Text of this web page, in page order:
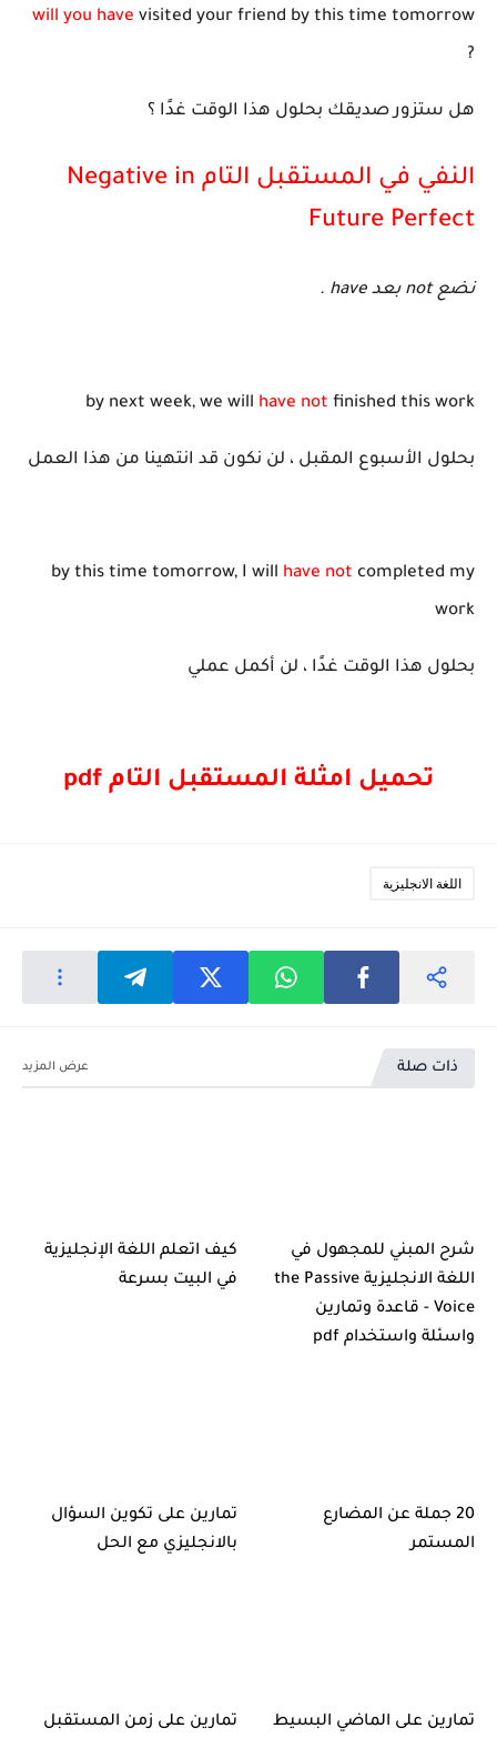
will you have visited your friend by this time tomorrow
?
هل ستزور صديقك بحلول هذا الوقت غدًا ؟
النفي في المستقبل التام Negative in
Future Perfect
نضع not بعد have .
by next week, we will have not finished this work
بحلول الأسبوع المقبل ، لن نكون قد انتهينا من هذا العمل
by this time tomorrow, I will have not completed my
work
بحلول هذا الوقت غدًا ، لن أكمل عملي
تحميل امثلة المستقبل التام pdf
اللغة الانجليزية
ذات صلة
شرح المبني للمجهول في
اللغة الانجليزية the Passive
Voice - قاعدة وتمارين
واسئلة واستخدام pdf
كيف اتعلم اللغة الإنجليزية
في البيت بسرعة
20 جملة عن المضارع
المستمر
تمارين على تكوين السؤال
بالانجليزي مع الحل
تمارين على الماضي البسيط
تمارين على زمن المستقبل